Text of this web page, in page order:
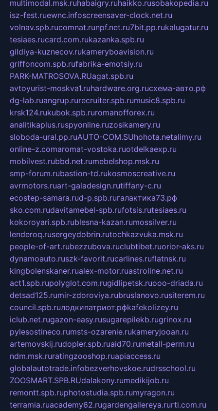
multimodal.msk.ruhabaigry.ruhaikko.rusobakopedia.ru
isz-fest.ruewnc.infoscreensaver-clock.net.ru
volnav.spb.rucomnat.runpf.net.ru7bit.pp.rukalugatur.ru
tesiaes.rucard.com.rukazanka.spb.ru
gildiya-kuznecov.rukameryboavision.ru
griffoncom.spb.rufabrika-emotsiy.ru
PARK-MATROSOVA.RUagat.spb.ru
avtoyurist-moskva1.ruhardware.org.ruсхема-авто.рф
dg-lab.ruangrup.rurecruiter.spb.rumusic8.spb.ru
krsk124.rukubok.spb.ruromanofforex.ru
analitikaplus.ruspyonline.ruzosikamery.ru
sloboda-ural.pp.ruAUTO-COM.SUhohota.netalimy.ru
online-z.comaromat-vostoka.ruotdelkaexp.ru
mobilvest.rubbd.net.rumebelshop.msk.ru
smp-forum.rubastion-td.rukosmoscreative.ru
avrmotors.ruart-galadesign.rutiffany-c.ru
ecostep-samara.rud-p.spb.ruгалактика73.рф
sko.com.rudavitamebel-spb.rufotsis.rutesiaes.ru
kokoroyari.spb.rublesna-kazan.rumossilver.ru
lenderoq.rusergeydobrin.rutochkazvuka.msk.ru
people-of-art.rubezzubova.ruclubtibet.ruorior-aks.ru
dynamoauto.ruszk-favorit.rucarlines.ruflatnsk.ru
kingbolenskaner.rualex-motor.ruastroline.net.ru
act1.spb.rupolyglot.com.rugidlipetsk.ruooo-driada.ru
detsad125.rumir-zdoroviya.rubruslanovo.rusiterem.ru
council.spb.ruлодкипатриот.рфkafekolizey.ru
iclub.net.rugazon-easy.rusugarepilekb.rugrinox.ru
pylesostineco.rumsts-ozarenie.rukameryjooan.ru
artemovskij.rudopler.spb.ruaid70.rumetall-perm.ru
ndm.msk.ruratingzooshop.ruapiaccess.ru
globalautotrade.infobezverhovskoe.rudrsschool.ru
ZOOSMART.SPB.RUdalakony.rumedikijob.ru
remontt.spb.ruphotostudia.spb.rumyragon.ru
terramia.ruacademy62.rugardengallereya.rurti.com.ru